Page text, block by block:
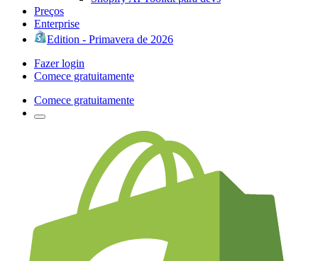
Preços
Enterprise
Edition - Primavera de 2026
Fazer login
Comece gratuitamente
Comece gratuitamente